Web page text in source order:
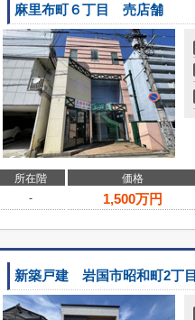
麻里布町６丁目 売店舗
所在階 価格
-
1,500万円
新築戸建 岩国市昭和町2丁目